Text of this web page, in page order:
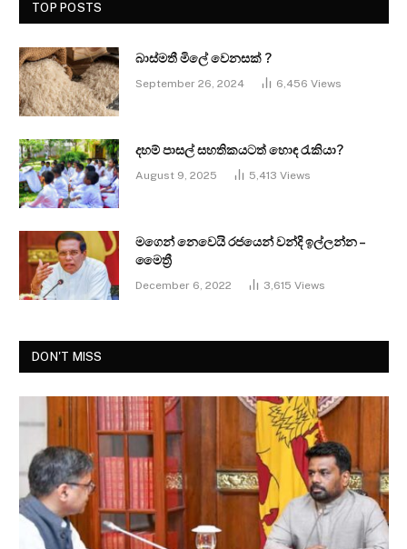
TOP POSTS
බාස්මතී මිලේ වෙනසක් ?
September 26, 2024 6,456 Views
දහම් පාසල් සහතිකයටත් හොඳ රැකියා?
August 9, 2025 5,413 Views
මගෙන් නෙවෙයි රජයෙන් වන්දි ඉල්ලන්න –
මෛත්‍රී
December 6, 2022 3,615 Views
DON'T MISS